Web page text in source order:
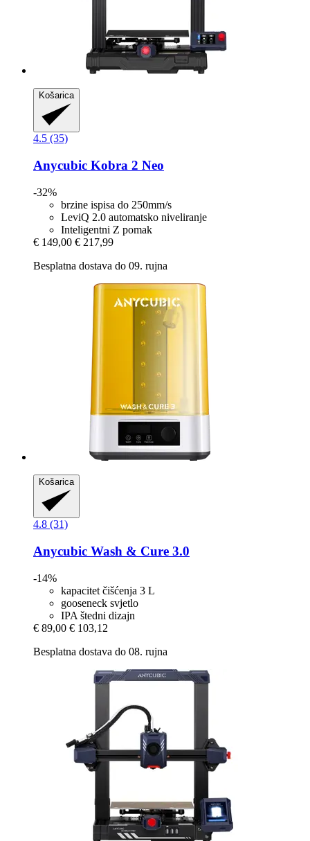
Košarica
4.5 (35)
Anycubic Kobra 2 Neo
-32%
brzine ispisa do 250mm/s
LeviQ 2.0 automatsko niveliranje
Inteligentni Z pomak
€ 149,00 € 217,99
Besplatna dostava do 09. rujna
Košarica
4.8 (31)
Anycubic Wash & Cure 3.0
-14%
kapacitet čišćenja 3 L
gooseneck svjetlo
IPA štedni dizajn
€ 89,00 € 103,12
Besplatna dostava do 08. rujna